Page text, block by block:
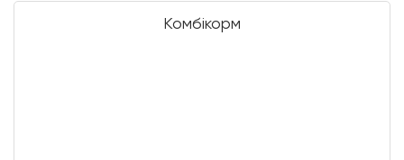
Комбікорм